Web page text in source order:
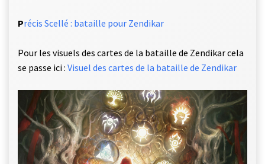
Précis Scellé : bataille pour Zendikar
Pour les visuels des cartes de la bataille de Zendikar cela
se passe ici : Visuel des cartes de la bataille de Zendikar